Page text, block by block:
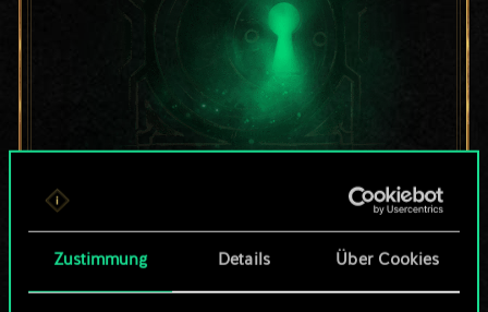
Zustimmung Details Über Cookies
Bis jetzt ist dies nur
ein geteilter Satz